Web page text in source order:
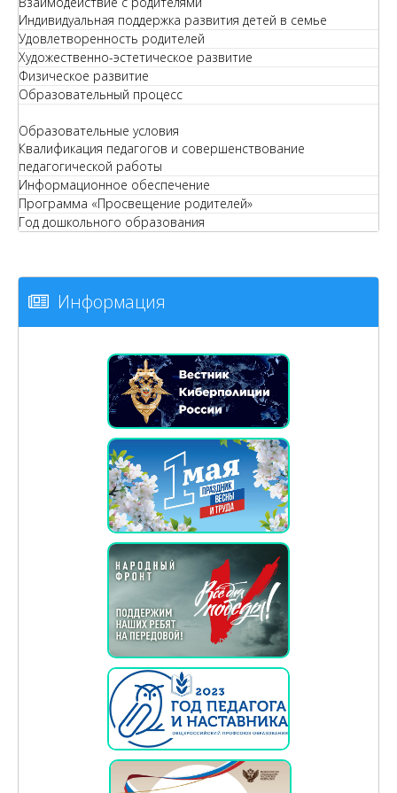
Индивидуальная поддержка развития детей в семье
Удовлетворенность родителей
Художественно-эстетическое развитие
Физическое развитие
Образовательный процесс
Образовательные условия
Квалификация педагогов и совершенствование
педагогической работы
Информационное обеспечение
Программа «Просвещение родителей»
Год дошкольного образования
Информация